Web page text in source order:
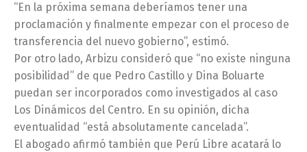
“En la próxima semana deberíamos tener una
proclamación y finalmente empezar con el proceso de
transferencia del nuevo gobierno”, estimó.
Por otro lado, Arbizu consideró que “no existe ninguna
posibilidad” de que Pedro Castillo y Dina Boluarte
puedan ser incorporados como investigados al caso
Los Dinámicos del Centro. En su opinión, dicha
eventualidad “está absolutamente cancelada”.
El abogado afirmó también que Perú Libre acatará lo